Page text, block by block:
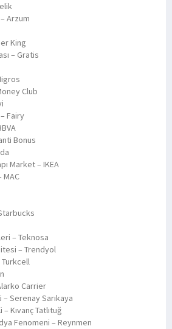
Arzum
King
– Gratis
Club
Fairy
Bonus
Market – IKEA
MAC
– Teknosa
– Trendyol
Turkcell
Carrier
– Serenay Sarıkaya
Kıvanç Tatlıtuğ
Fenomeni – Reynmen